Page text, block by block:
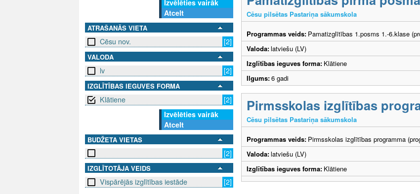
Izvēlēties vairāk
Atcelt
ATRAŠANĀS VIETA
Cēsu nov. [2]
VALODA
lv [2]
IZGLĪTĪBAS IEGUVES FORMA
Klātiene
[2]
Izvēlēties vairāk
Atcelt
BUDŽETA VIETAS
[2]
IZGLĪTOTĀJA VEIDS
Vispārējās izglītības iestāde [2]
Cēsu pilsētas Pastariņa sākumskola
Programmas veids: Pamatizglītības 1.posms 1.-6.klase
Valoda:latviešu (LV)
Izglītības ieguves forma: Klātiene
Ilgums:6 gadi
Pirmsskolas izglītības
Cēsu pilsētas Pastariņa sākumskola
Programmas veids: Pirmsskolas izglītības programma
Valoda:latviešu (LV)
Izglītības ieguves forma: Klātiene